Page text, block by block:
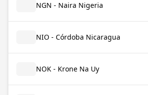
NGN - Naira Nigeria
NIO - Córdoba Nicaragua
NOK - Krone Na Uy